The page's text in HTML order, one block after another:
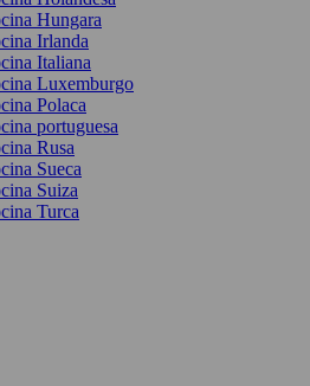
Hungara
Irlanda
Italiana
Luxemburgo
Polaca
portuguesa
Rusa
Sueca
Suiza
Turca